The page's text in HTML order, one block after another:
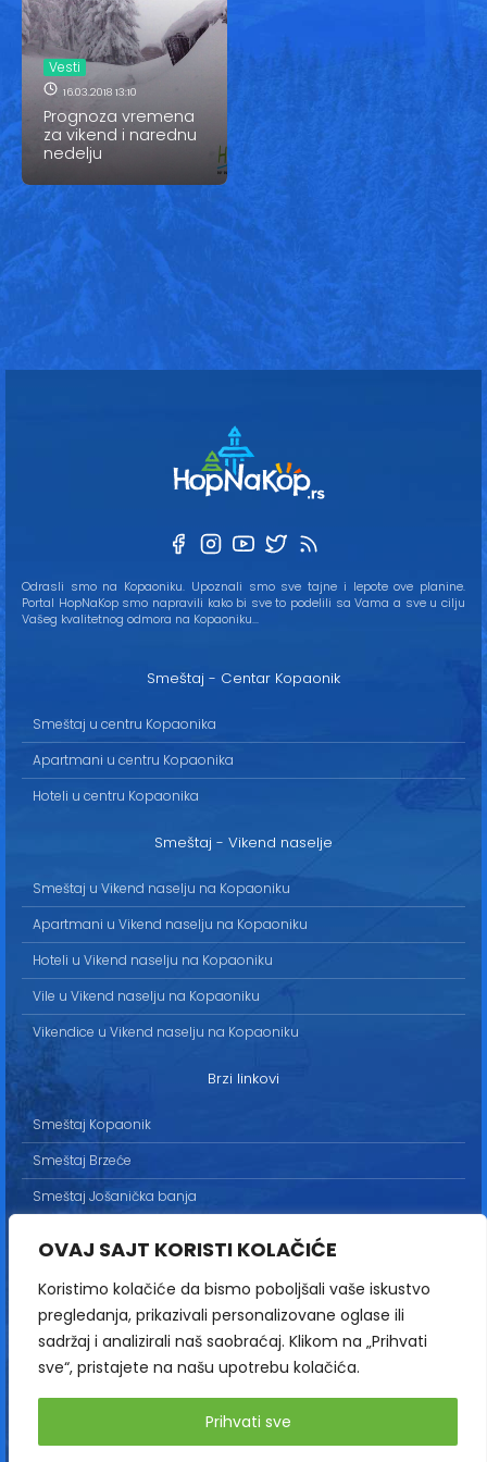
OVAJ SAJT KORISTI KOLAČIĆE
Koristimo kolačiće da bismo poboljšali vaše iskustvo
pregledanja, prikazivali personalizovane oglase ili
sadržaj i analizirali naš saobraćaj. Klikom na „Prihvati
sve“, pristajete na našu upotrebu kolačića.
Prihvati sve
Vesti
16.03.2018 13:10
Prognoza vremena
za vikend i narednu
nedelju
Odrasli smo na Kopaoniku. Upoznali smo sve tajne i lepote ove planine.
Portal HopNaKop smo napravili kako bi sve to podelili sa Vama a sve u cilju
Vašeg kvalitetnog odmora na Kopaoniku...
Smeštaj - Centar Kopaonik
Smeštaj u centru Kopaonika
Apartmani u centru Kopaonika
Hoteli u centru Kopaonika
Smeštaj - Vikend naselje
Smeštaj u Vikend naselju na Kopaoniku
Apartmani u Vikend naselju na Kopaoniku
Hoteli u Vikend naselju na Kopaoniku
Vile u Vikend naselju na Kopaoniku
Vikendice u Vikend naselju na Kopaoniku
Brzi linkovi
Smeštaj Kopaonik
Smeštaj Brzeće
Smeštaj Jošanička banja
Kontakt
Sva prava zadržana / All rights reserved